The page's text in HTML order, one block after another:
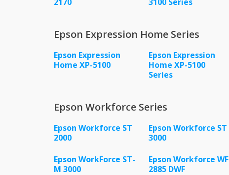
Epson Expression Home Series
Epson Expression
Home XP-5100
Epson Expression
Home XP-5100
Series
Epson Workforce Series
Epson Workforce ST
2000
Epson Workforce ST
3000
Epson WorkForce ST-
M 3000
Epson Workforce WF
2885 DWF